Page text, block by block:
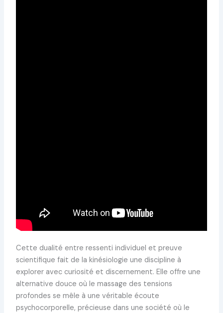
Cette dualité entre ressenti individuel et preuve
scientifique fait de la kinésiologie une discipline à
explorer avec curiosité et discernement. Elle offre une
alternative douce où le massage des tensions
profondes se mêle à une véritable écoute
psychocorporelle, précieuse dans une société où le